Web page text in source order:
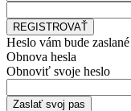
Heslo vám bude
Obnova hesla
Obnoviť svoje heslo